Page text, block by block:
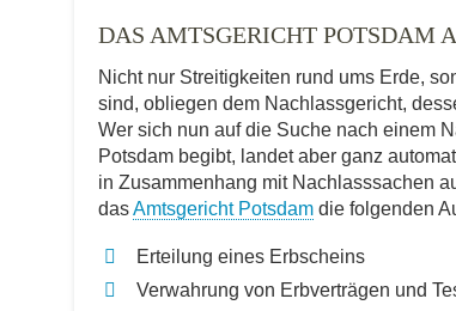
DAS AMTSGERICHT POTSDAM
Nicht nur Streitigkeiten rund ums Erde,
sind, obliegen dem Nachlassgericht,
Wer sich nun auf die Suche nach einem
Potsdam begibt, landet aber ganz
in Zusammenhang mit Nachlasssachen
dasAmtsgericht Potsdam die folgenden
Erteilung eines Erbscheins
Verwahrung von Erbverträgen und